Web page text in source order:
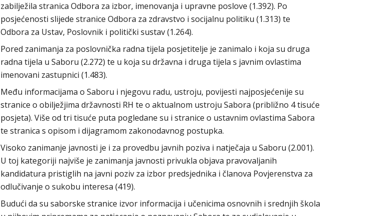
zabilježila stranica Odbora za izbor, imenovanja i upravne poslove (1.392). Po
posjećenosti slijede stranice Odbora za zdravstvo i socijalnu politiku (1.313) te
Odbora za Ustav, Poslovnik i politički sustav (1.264).
Pored zanimanja za poslovnička radna tijela posjetitelje je zanimalo i koja su druga
radna tijela u Saboru (2.272) te u koja su državna i druga tijela s javnim ovlastima
imenovani zastupnici (1.483).
Među informacijama o Saboru i njegovu radu, ustroju, povijesti najposjećenije su
stranice o obilježjima državnosti RH te o aktualnom ustroju Sabora (približno 4 tisuće
posjeta). Više od tri tisuće puta pogledane su i stranice o ustavnim ovlastima Sabora
te stranica s opisom i dijagramom zakonodavnog postupka.
Visoko zanimanje javnosti je i za provedbu javnih poziva i natječaja u Saboru (2.001).
U toj kategoriji najviše je zanimanja javnosti privukla objava pravovaljanih
kandidatura pristiglih na javni poziv za izbor predsjednika i članova Povjerenstva za
odlučivanje o sukobu interesa (419).
Budući da su saborske stranice izvor informacija i učenicima osnovnih i srednjih škola